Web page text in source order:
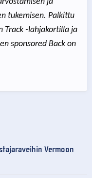
tukemisen. Palkittu
Track -lahjakortilla ja
sponsored Back on
Vermoon